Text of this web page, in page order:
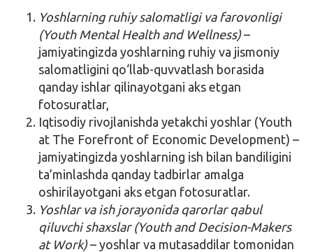
Yoshlarning ruhiy salomatligi va farovonligi
(Youth Mental Health and Wellness)–
jamiyatingizda yoshlarning ruhiy va jismoniy
salomatligini qo‘llab-quvvatlash borasida
qanday ishlar qilinayotgani aks etgan
fotosuratlar,
Iqtisodiy rivojlanishda yetakchi yoshlar (Youth
at The Forefront of Economic Development) –
jamiyatingizda yoshlarning ish bilan bandiligini
ta’minlashda qanday tadbirlar amalga
oshirilayotgani aks etgan fotosuratlar.
Yoshlar va ish jorayonida qarorlar qabul
qiluvchi shaxslar (Youth and Decision-Makers
at Work)– yoshlar va mutasaddilar tomonidan